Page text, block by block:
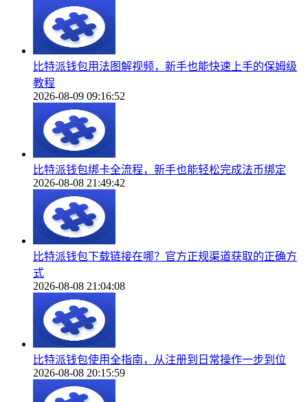
比特派钱包用法图解视频，新手也能快速上手的保姆级
教程
2026-08-09 09:16:52
比特派钱包绑卡全流程，新手也能轻松完成法币绑定
2026-08-08 21:49:42
比特派钱包下载链接在哪？官方正规渠道获取的正确方
式
2026-08-08 21:04:08
比特派钱包使用全指南，从注册到日常操作一步到位
2026-08-08 20:15:59